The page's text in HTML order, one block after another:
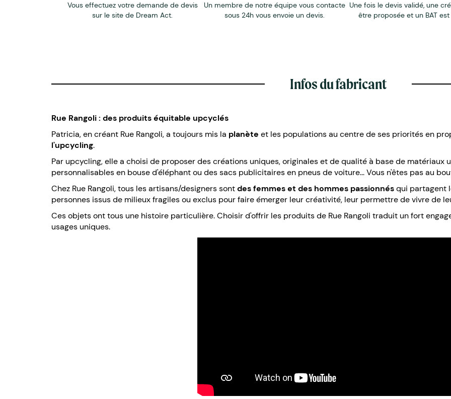
Vous effectuez votre demande de devis
sur le site de Dream Act.
Un membre de notre équipe vous contacte
sous 24h vous envoie un devis.
Une fois le devis validé, une
être proposée et un BAT est
Infos du fabricant
Rue Rangoli : des produits équitable upcyclés
Patricia, en créant Rue Rangoli, a toujours mis la planète et les populations au centre de ses priorités en
l'upcycling.
Par upcycling, elle a choisi de proposer des créations uniques, originales et de qualité à base de matériaux
personnalisables en bouse d'éléphant ou des sacs publicitaires en pneus de voiture... Vous n'êtes pas au
Chez Rue Rangoli, tous les artisans/designers sontdes femmes et des hommes passionnésqui partagent
personnes issus de milieux fragiles ou exclus pour faire émerger leur créativité, leur permettre de vivre de
Ces objets ont tous une histoire particulière. Choisir d'offrir les produits de Rue Rangoli traduit un fort
usages uniques.